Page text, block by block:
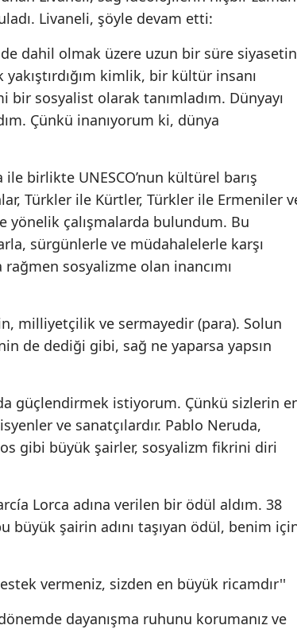
Livaneli, şöyle devam etti:
dahil olmak üzere uzun bir süre siyasetin
kimlik, bir kültür insanı
sosyalist olarak tanımladım. Dünyayı
Çünkü inanıyorum ki, dünya
birlikte UNESCO’nun kültürel barış
Türkler ile Kürtler, Türkler ile Ermeniler
yönelik çalışmalarda bulundum. Bu
sürgünlerle ve müdahalelerle karşı
sosyalizme olan inancımı
milliyetçilik ve sermayedir (para). Solun
de dediği gibi, sağ ne yaparsa yapsın
güçlendirmek istiyorum. Çünkü sizlerin
ve sanatçılardır. Pablo Neruda,
gibi büyük şairler, sosyalizm fikrini diri
Lorca adına verilen bir ödül aldım. 38
büyük şairin adını taşıyan ödül, benim
vermeniz, sizden en büyük ricamdır''
dayanışma ruhunu korumanız ve